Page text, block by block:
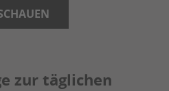
zur täglichen